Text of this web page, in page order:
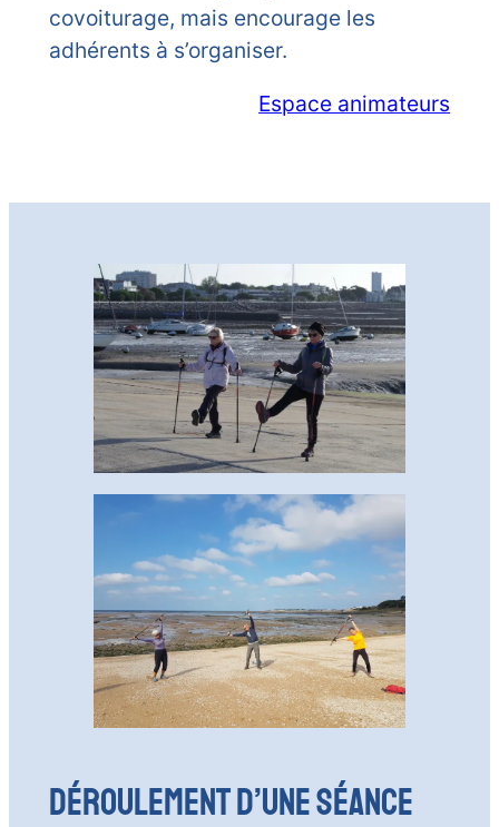
covoiturage, mais encourage les
adhérents à s’organiser.
Espace animateurs
DéROULEMENT D’UNE SéANCE